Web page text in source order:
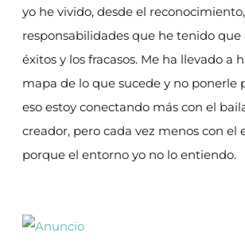
yo he vivido, desde el
responsabilidades que he tenido que
éxitos y los fracasos. Me ha llevado a
mapa de lo que sucede y no ponerle
eso estoy conectando más con el
creador, pero cada vez menos con el
porque el entorno yo no lo entiendo.